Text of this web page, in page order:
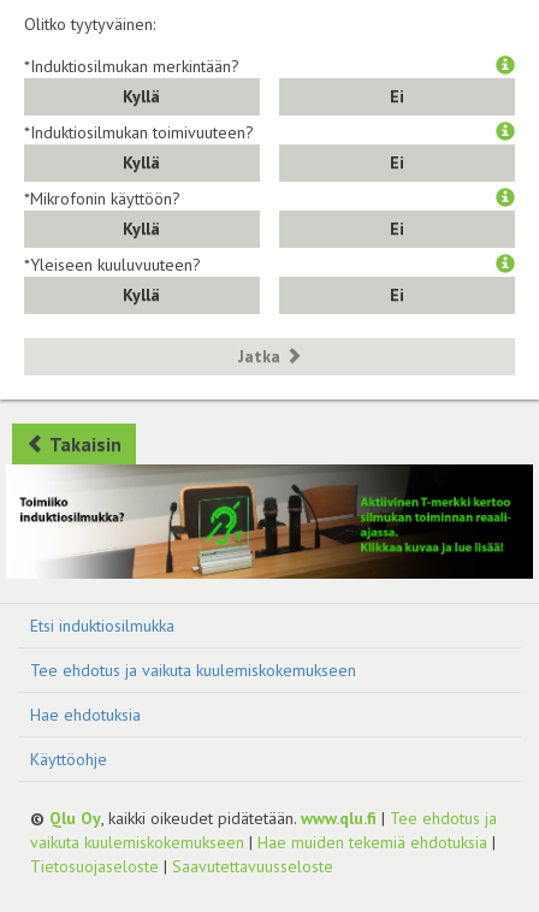
Olitko tyytyväinen:
*Induktiosilmukan merkintään?
Kyllä
Ei
*Induktiosilmukan toimivuuteen?
Kyllä
Ei
*Mikrofonin käyttöön?
Kyllä
Ei
*Yleiseen kuuluvuuteen?
Kyllä
Ei
Jatka
Takaisin
Etsi induktiosilmukka
Tee ehdotus ja vaikuta kuulemiskokemukseen
Hae ehdotuksia
Käyttöohje
© Qlu Oy, kaikki oikeudet pidätetään. www.qlu.fi | Tee ehdotus ja
vaikuta kuulemiskokemukseen | Hae muiden tekemiä ehdotuksia |
Tietosuojaseloste | Saavutettavuusseloste